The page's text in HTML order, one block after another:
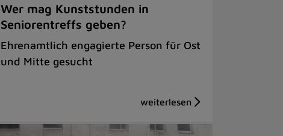
Wer mag Kunststunden in
Seniorentreffs geben?
Ehrenamtlich engagierte Person für Ost
und Mitte gesucht